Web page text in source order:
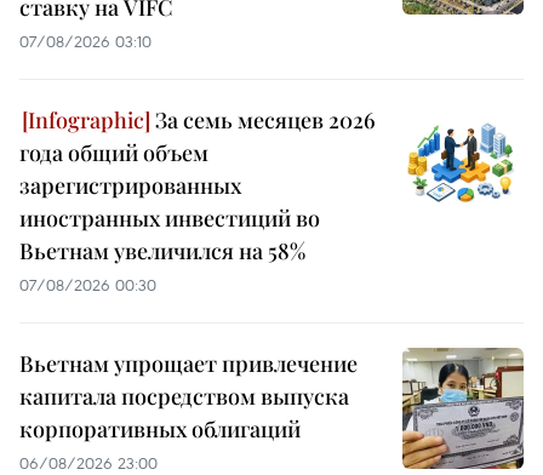
ставку на VIFC
07/08/2026 03:10
За семь месяцев 2026
года общий объем
зарегистрированных
иностранных инвестиций во
Вьетнам увеличился на 58%
07/08/2026 00:30
Вьетнам упрощает привлечение
капитала посредством выпуска
корпоративных облигаций
06/08/2026 23:00